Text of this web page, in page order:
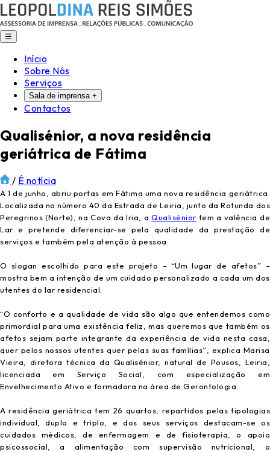
☰
Início
Sobre Nós
Serviços
Sala de imprensa +
Contactos
Qualisénior, a nova residência
geriátrica de Fátima
/ É notícia
A 1 de junho, abriu portas em Fátima uma nova residência geriátrica.
Localizada no número 40 da Estrada de Leiria, junto da Rotunda dos
Peregrinos (Norte), na Cova da Iria, aQualisénior tem a valência de
Lar e pretende diferenciar-se pela qualidade da prestação de
serviços e também pela atenção à pessoa.
O slogan escolhido para este projeto – “Um lugar de afetos” –
mostra bem a intenção de um cuidado personalizado a cada um dos
utentes do lar residencial.
“O conforto e a qualidade de vida são algo que entendemos como
primordial para uma existência feliz, mas queremos que também os
afetos sejam parte integrante da experiência de vida nesta casa,
quer pelos nossos utentes quer pelas suas famílias”, explica Marisa
Vieira, diretora técnica da Qualisénior, natural de Pousos, Leiria,
licenciada em Serviço Social, com especialização em
Envelhecimento Ativo e formadora na área de Gerontologia.
A residência geriátrica tem 26 quartos, repartidos pelas tipologias
individual, duplo e triplo, e dos seus serviços destacam-se os
cuidados médicos, de enfermagem e de fisioterapia, o apoio
psicossocial, a alimentação com supervisão nutricional, o